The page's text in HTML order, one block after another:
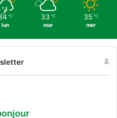
℃
lun
33 ℃
mar
35 ℃
mer